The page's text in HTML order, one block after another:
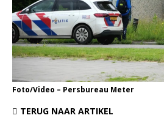
Foto/Video – Persbureau Meter
TERUG NAAR ARTIKEL